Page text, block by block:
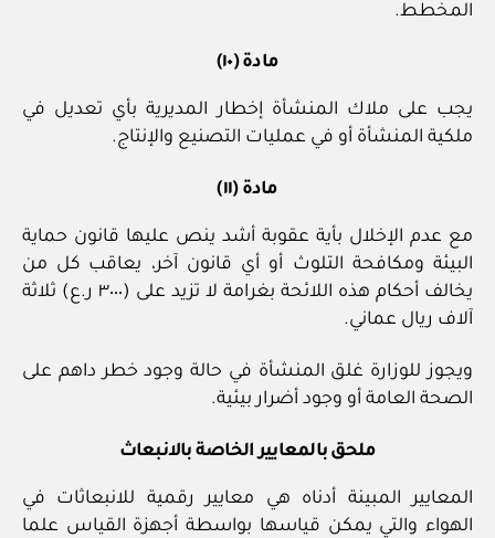
المخطط.
مادة (١٠)
يجب على ملاك المنشأة إخطار المديرية بأي تعديل في
ملكية المنشأة أو في عمليات التصنيع والإنتاج.
مادة (١١)
مع عدم الإخلال بأية عقوبة أشد ينص عليها قانون حماية
البيئة ومكافحة التلوث أو أي قانون آخر، يعاقب كل من
يخالف أحكام هذه اللائحة بغرامة لا تزيد على (٣٠٠٠ ر.ع) ثلاثة
آلاف ريال عماني.
ويجوز للوزارة غلق المنشأة في حالة وجود خطر داهم على
الصحة العامة أو وجود أضرار بيئية.
ملحق بالمعايير الخاصة بالانبعاث
المعايير المبينة أدناه هي معايير رقمية للانبعاثات في
الهواء والتي يمكن قياسها بواسطة أجهزة القياس علما